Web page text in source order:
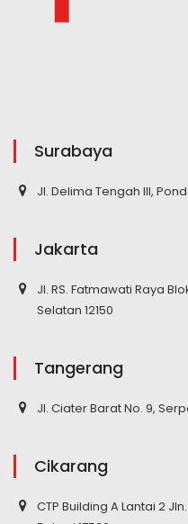
Surabaya
Jl. Delima Tengah III,
Jakarta
Jl. RS. Fatmawati Raya
Selatan 12150
Tangerang
Jl. Ciater Barat No. 9,
Cikarang
CTP Building A Lantai 2